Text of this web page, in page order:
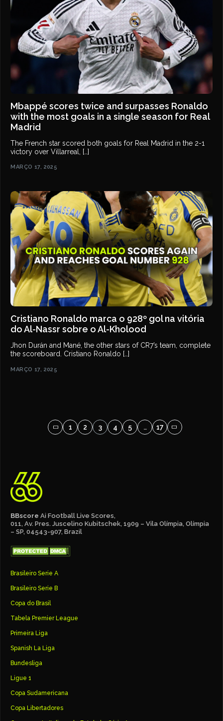
Mbappé scores twice and surpasses Ronaldo
with the most goals in a single season for Real
Madrid
The French star scored both goals for Real Madrid in the 2-1
victory over Villarreal, […]
MARÇO 17, 2025
Cristiano Ronaldo marca o 928º gol na vitória
do Al-Nassr sobre o Al-Kholood
Jhon Durán and Mané, the other stars of CR7’s team, complete
the scoreboard. Cristiano Ronaldo […]
MARÇO 17, 2025
1 2 3 4 5 … 17
BBscore Ai Football Live Scores,
011, Av. Pres. Juscelino Kubitschek, 1909 – Vila Olímpia, Olímpia
– SP, 04543-907, Brazil
Brasileiro Serie A
Brasileiro Serie B
Copa do Brasil
Tabela Premier League
Primeira Liga
Spanish La Liga
Bundesliga
Ligue 1
Copa Sudamericana
Copa Libertadores